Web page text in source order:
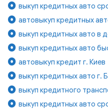
выкуп кредитных авто
автовыкуп кредитных
выкуп кредитных авто в
выкуп кредитных авто
автовыкуп кредит г. Киев
выкуп кредитных авто г.
выкуп кредитного
выкуп кредитных авто